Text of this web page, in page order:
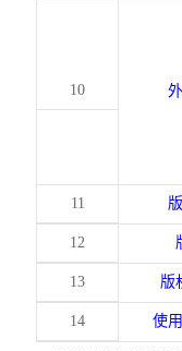
10
11
12
13 版
14 使